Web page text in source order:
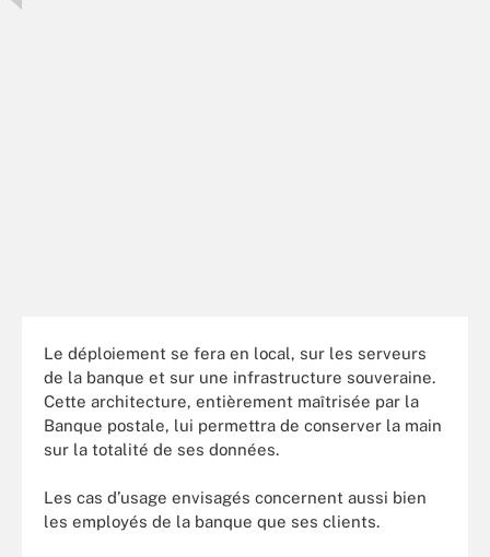
Le déploiement se fera en local, sur les serveurs
de la banque et sur une infrastructure souveraine.
Cette architecture, entièrement maîtrisée par la
Banque postale, lui permettra de conserver la main
sur la totalité de ses données.
Les cas d’usage envisagés concernent aussi bien
les employés de la banque que ses clients.